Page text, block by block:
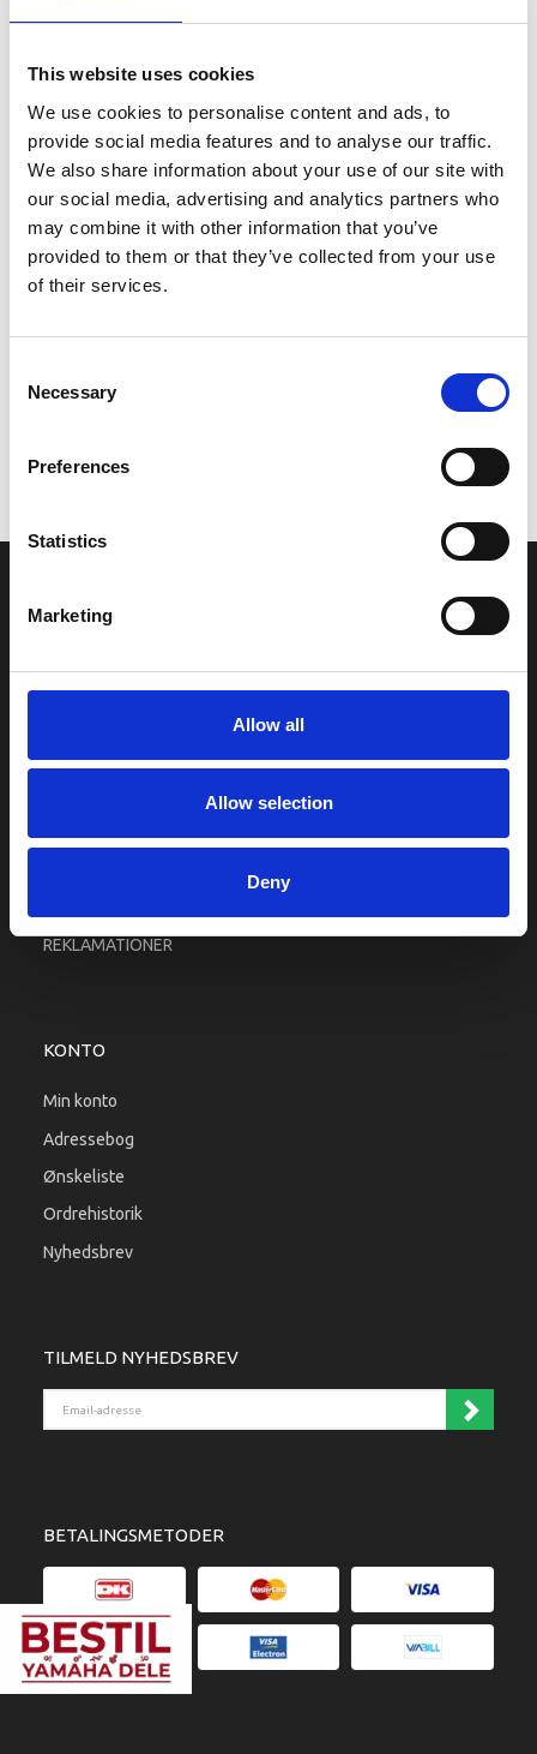
This website uses cookies
We use cookies to personalise content and ads, to
provide social media features and to analyse our traffic.
We also share information about your use of our site with
our social media, advertising and analytics partners who
may combine it with other information that you’ve
provided to them or that they’ve collected from your use
of their services.
Selection
Necessary
Preferences
Statistics
Marketing
Allow all
Allow selection
Deny
Leveringstid er 5-6 dag(e)
Model/varenr.: EU0622846000
46,88 DKK
Læg i kurv
Vi oplever i øjeblikket store og hyppige prisændringer i markedet.
Derfor kan der i enkelte tilfælde være produkter, som ikke kan
INFORMATIONER
Fragt og levering
Betingelser & Vilkår
Købsgaranti
REKLAMATIONER
KONTO
Min konto
Adressebog
Ønskeliste
Ordrehistorik
Nyhedsbrev
TILMELD NYHEDSBREV
BETALINGSMETODER